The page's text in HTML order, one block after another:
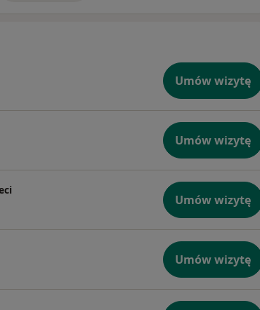
Umów wizytę
Umów wizytę
Umów wizytę
Umów wizytę